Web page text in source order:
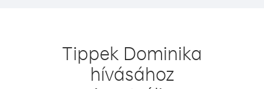
Tippek Dominika
hívásához